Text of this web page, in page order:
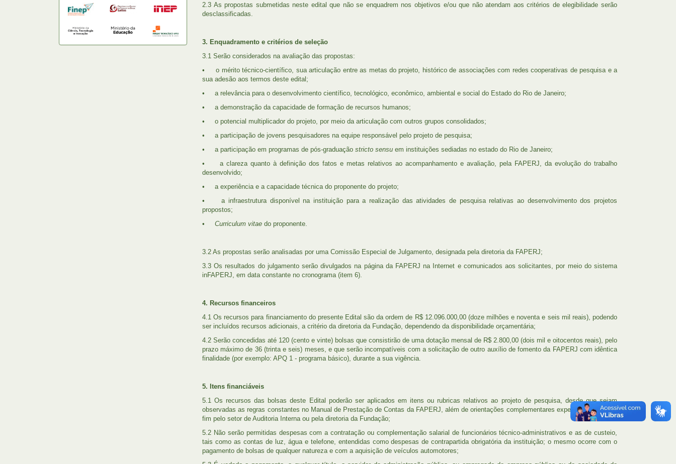
2.3 As propostas submetidas neste edital que não se enquadrem nos objetivos e/ou que não atendam aos critérios de elegibilidade serão
desclassificadas.
3. Enquadramento e critérios de seleção
3.1 Serão considerados na avaliação das propostas:
• o mérito técnico-científico, sua articulação entre as metas do projeto, histórico de associações com redes cooperativas de pesquisa e a
sua adesão aos termos deste edital;
• a relevância para o desenvolvimento científico, tecnológico, econômico, ambiental e social do Estado do Rio de Janeiro;
• a demonstração da capacidade de formação de recursos humanos;
• o potencial multiplicador do projeto, por meio da articulação com outros grupos consolidados;
• a participação de jovens pesquisadores na equipe responsável pelo projeto de pesquisa;
• a participação em programas de pós-graduação stricto sensu em instituições sediadas no estado do Rio de Janeiro;
• a clareza quanto à definição dos fatos e metas relativos ao acompanhamento e avaliação, pela FAPERJ, da evolução do trabalho
desenvolvido;
• a experiência e a capacidade técnica do proponente do projeto;
• a infraestrutura disponível na instituição para a realização das atividades de pesquisa relativas ao desenvolvimento dos projetos
propostos;
• Curriculum vitae do proponente.
3.2 As propostas serão analisadas por uma Comissão Especial de Julgamento, designada pela diretoria da FAPERJ;
3.3 Os resultados do julgamento serão divulgados na página da FAPERJ na Internet e comunicados aos solicitantes, por meio do sistema
inFAPERJ, em data constante no cronograma (item 6).
4. Recursos financeiros
4.1 Os recursos para financiamento do presente Edital são da ordem de R$ 12.096.000,00 (doze milhões e noventa e seis mil reais), podendo
ser incluídos recursos adicionais, a critério da diretoria da Fundação, dependendo da disponibilidade orçamentária;
4.2 Serão concedidas até 120 (cento e vinte) bolsas que consistirão de uma dotação mensal de R$ 2.800,00 (dois mil e oitocentos reais), pelo
prazo máximo de 36 (trinta e seis) meses, e que serão incompatíveis com a solicitação de outro auxílio de fomento da FAPERJ com idêntica
finalidade (por exemplo: APQ 1 - programa básico), durante a sua vigência.
5. Itens financiáveis
5.1 Os recursos das bolsas deste Edital poderão ser aplicados em itens ou rubricas relativos ao projeto de pesquisa, desde que sejam
observadas as regras constantes no Manual de Prestação de Contas da FAPERJ, além de orientações complementares expedidas para esse
fim pelo setor de Auditoria Interna ou pela diretoria da Fundação;
5.2 Não serão permitidas despesas com a contratação ou complementação salarial de funcionários técnico-administrativos e as de custeio,
tais como as contas de luz, água e telefone, entendidas como despesas de contrapartida obrigatória da instituição; o mesmo ocorre com o
pagamento de bolsas de qualquer natureza e com a aquisição de veículos automotores;